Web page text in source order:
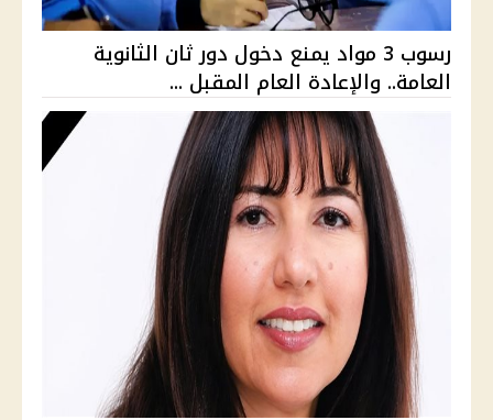
رسوب 3 مواد يمنع دخول دور ثان الثانوية
العامة.. والإعادة العام المقبل ...